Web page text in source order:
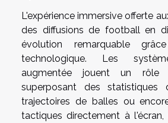
L'expérience immersive offerte
des diffusions de football en
évolution remarquable
technologique. Les
augmentée jouent un rôle
superposant des statistiques
trajectoires de balles ou
tactiques directement à l'écran,